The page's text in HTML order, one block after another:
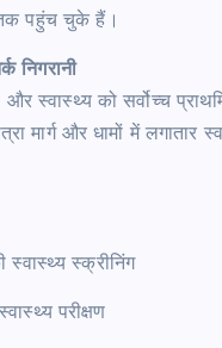
तक पहुंच चुके हैं।
निगरानी
और स्वास्थ्य को सर्वोच्च
मार्ग और धामों में लगातार
स्वास्थ्य स्क्रीनिंग
परीक्षण